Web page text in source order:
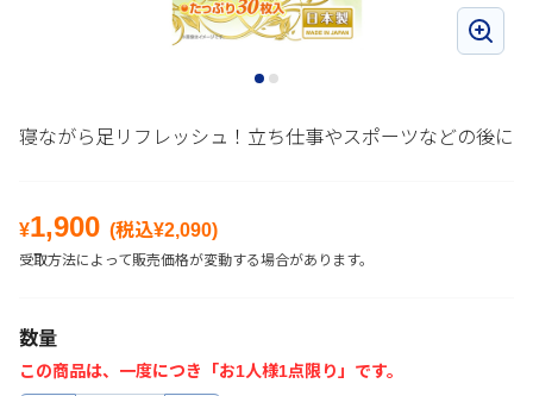
寝ながら足リフレッシュ！立ち仕事やスポーツなどの後に
¥1,900 (税込¥2,090)
受取方法によって販売価格が変動する場合があります。
数量
この商品は、一度につき「お1人様1点限り」です。